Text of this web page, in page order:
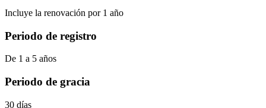
Incluye la renovación por 1 año
Periodo de registro
De 1 a 5 años
Periodo de gracia
30 días